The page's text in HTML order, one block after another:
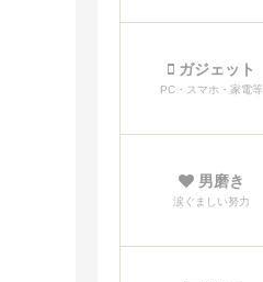
ガジェット
PC・スマホ・家電等
男磨き
涙ぐましい努力